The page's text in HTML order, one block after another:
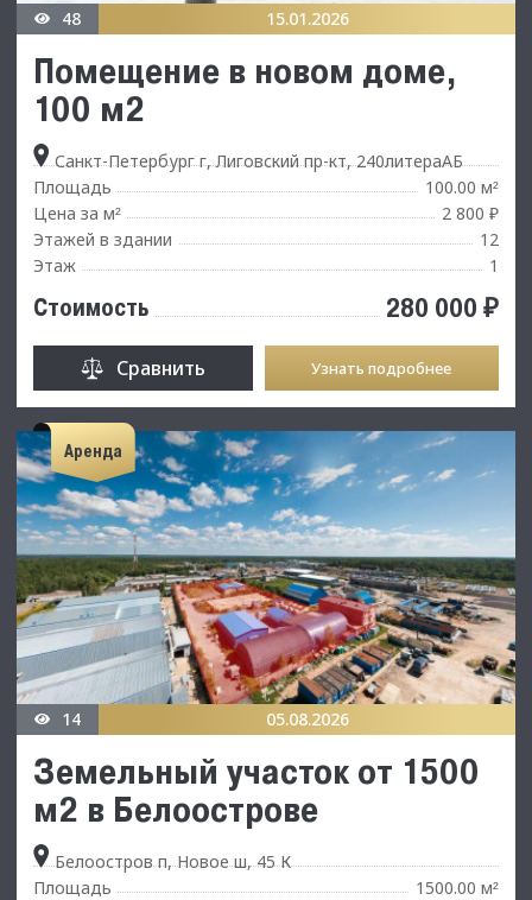
48 15.01.2026
Помещение в новом доме,
100 м2
Санкт-Петербург г, Лиговский пр-кт, 240литераАБ
Площадь
100.00 м²
Цена за м²
2 800 ₽
Этажей в здании
12
Этаж
1
Стоимость 280 000 ₽
Сравнить Узнать подробнее
Аренда
14 05.08.2026
Земельный участок от 1500
м2 в Белоострове
Белоостров п, Новое ш, 45 К
Площадь
1500.00 м²